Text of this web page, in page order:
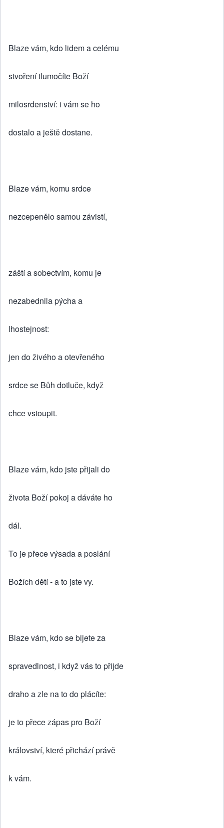
Blaze vám, kdo lidem a celému
stvoření tlumočíte Boží
milosrdenství: i vám se ho
dostalo a ještě dostane.
Blaze vám, komu srdce
nezcepenělo samou závistí,
záští a sobectvím, komu je
nezabednila pýcha a
lhostejnost:
jen do živého a otevřeného
srdce se Bůh dotluče, když
chce vstoupit.
Blaze vám, kdo jste přijali do
života Boží pokoj a dáváte ho
dál.
To je přece výsada a poslání
Božích dětí - a to jste vy.
Blaze vám, kdo se bijete za
spravedlnost, i když vás to přijde
draho a zle na to do plácíte:
je to přece zápas pro Boží
království, které přichází právě
k vám.